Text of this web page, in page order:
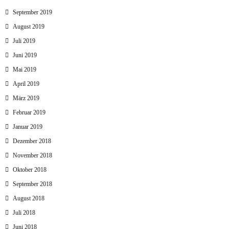
September 2019
August 2019
Juli 2019
Juni 2019
Mai 2019
April 2019
März 2019
Februar 2019
Januar 2019
Dezember 2018
November 2018
Oktober 2018
September 2018
August 2018
Juli 2018
Juni 2018